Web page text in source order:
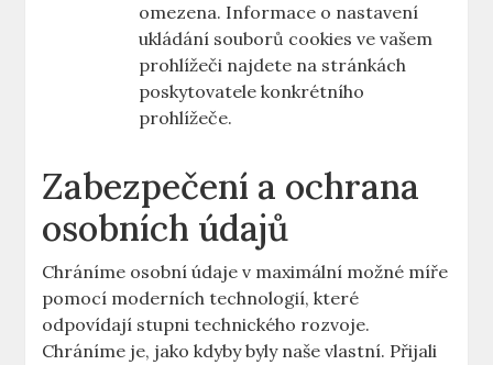
omezena. Informace o nastavení
ukládání souborů cookies ve vašem
prohlížeči najdete na stránkách
poskytovatele konkrétního
prohlížeče.
Zabezpečení a ochrana
osobních údajů
Chráníme osobní údaje v maximální možné míře
pomocí moderních technologií, které
odpovídají stupni technického rozvoje.
Chráníme je, jako kdyby byly naše vlastní. Přijali